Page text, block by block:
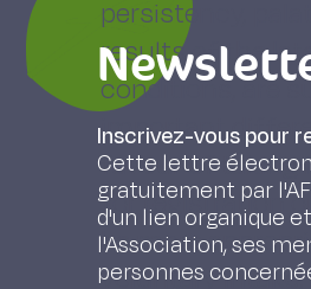
persistency,
results of the
conditions, are
important
favour of taking
for registration
be more
voluntary intake,
Inscrivez-vous pour
Cette lettre
gratuitement par
d'un lien organique
l'Association, ses
personnes